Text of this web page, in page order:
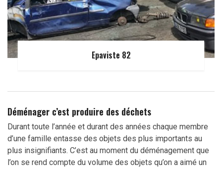
Epaviste 82
Déménager c’est produire des déchets
Durant toute l’année et durant des années chaque membre
d’une famille entasse des objets des plus importants au
plus insignifiants. C’est au moment du déménagement que
l’on se rend compte du volume des objets qu’on a aimé un